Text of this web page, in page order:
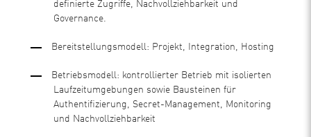
definierte Zugriffe, Nachvollziehbarkeit und
Governance.
Bereitstellungsmodell: Projekt, Integration, Hosting
Betriebsmodell: kontrollierter Betrieb mit isolierten
Laufzeitumgebungen sowie Bausteinen für
Authentifizierung, Secret-Management, Monitoring
und Nachvollziehbarkeit